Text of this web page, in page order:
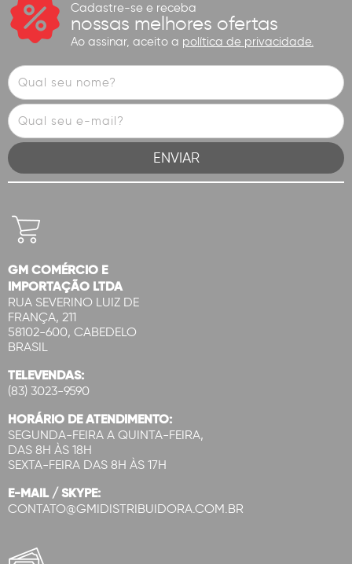
Cadastre-se e receba
nossas melhores ofertas
Ao assinar, aceito a política de privacidade.
GM COMÉRCIO E
IMPORTAÇÃO LTDA
RUA SEVERINO LUIZ DE
FRANÇA, 211
58102-600, CABEDELO
BRASIL
TELEVENDAS:
(83) 3023-9590
HORÁRIO DE ATENDIMENTO:
SEGUNDA-FEIRA A QUINTA-FEIRA,
DAS 8H ÀS 18H
SEXTA-FEIRA DAS 8H ÀS 17H
E-MAIL / SKYPE:
CONTATO@GMIDISTRIBUIDORA.COM.BR